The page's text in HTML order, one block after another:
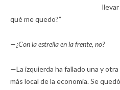
qué me quedo?”
—¿Con la estrella en la frente, no?
—La izquierda ha fallado una y
más local de la economía. Se